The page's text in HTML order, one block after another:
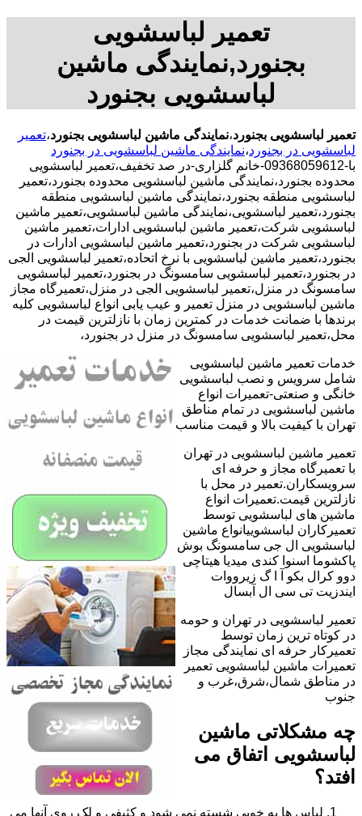
تعمیر لباسشویی
بجنورد,نمایندگی ماشین
لباسشویی بجنورد
تعمیر لباسشویی بجنورد،نمایندگی ماشین لباسشویی بجنورد،تعمیر
لباسشویی در بجنورد،نمایندگی ماشین لباسشویی در بجنورد
با-09368059612-خانم گلزاری-در صد تخفیف،تعمیر لباسشویی
محدوده بجنورد،نمایندگی ماشین لباسشویی محدوده بجنورد،تعمیر
لباسشویی منطقه بجنورد،نمایندگی ماشین لباسشویی منطقه
بجنورد،تعمیر لباسشویی،نمایندگی ماشین لباسشویی،تعمیر ماشین
لباسشویی شرکت،تعمیر ماشین لباسشویی ادارات،تعمیر ماشین
لباسشویی شرکت در بجنورد،تعمیر ماشین لباسشویی ادارات در
بجنورد،تعمیر ماشین لباسشویی با نرخ اتحاده،تعمیر لباسشویی الجی
در بجنورد،تعمیر لباسشویی سامسونگ در بجنورد،تعمیر لباسشویی
سامسونگ در منزل،تعمیر لباسشویی الجی در منزل،تعمیرگاه مجاز
ماشین لباسشویی در منزل تعمیر و عیب یابی انواع لباسشویی کلیه
برندها با ضمانت خدمات در کمترین زمان با نازلترین قیمت در
محل،تعمیر لباسشویی سامسونگ در منزل در بجنورد،
خدمات تعمیر ماشین لباسشویی
شامل سرویس و نصب لباسشویی
خانگی و صنعتی-تعمیرات انواع
ماشین لباسشویی در تمام مناطق
تهران با کیفیت بالا و قیمت مناسب
تعمیر ماشین لباسشویی در تهران
با تعمیرگاه مجاز و حرفه ای
سرویسکاران.تعمیر در محل با
نازلترین قیمت.تعمیرات انواع
ماشین های لباسشویی توسط
تعمیرکاران لباسشوییانواع ماشین
لباسشویی ال جی سامسونگ بوش
پاکشوما اسنوا کندی میدیا هیتاچی
دوو کرال بکو آ ا گ زیرووات
ایندزیت تی سی ال آبسال
تعمیر لباسشویی در تهران و حومه
در کوتاه ترین زمان توسط
تعمیرکار حرفه ای نمایندگی مجاز
تعمیرات ماشین لباسشویی تعمیر
در مناطق شمال،شرق،غرب و
جنوب
چه مشکلاتی ماشین
لباسشویی اتفاق می
افتد؟
لباس ها به خوبی شسته نمی شود و کثیفی و لک روی آنها می